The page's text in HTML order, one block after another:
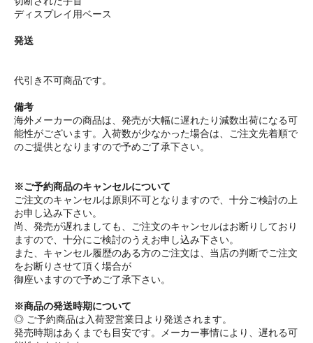
ディスプレイ用ベース
発送
代引き不可商品です。
備考
海外メーカーの商品は、発売が大幅に遅れたり減数出荷になる可
能性がございます。入荷数が少なかった場合は、ご注文先着順で
のご提供となりますので予めご了承下さい。
※ご予約商品のキャンセルについて
ご注文のキャンセルは原則不可となりますので、十分ご検討の上
お申し込み下さい。
尚、発売が遅れましても、ご注文のキャンセルはお断りしており
ますので、十分にご検討のうえお申し込み下さい。
また、キャンセル履歴のある方のご注文は、当店の判断でご注文
をお断りさせて頂く場合が
御座いますので予めご了承下さい。
※商品の発送時期について
◎ ご予約商品は入荷翌営業日より発送されます。
発売時期はあくまでも目安です。メーカー事情により、遅れる可